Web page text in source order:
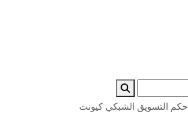
حكم التسويق الشبكي كيونت